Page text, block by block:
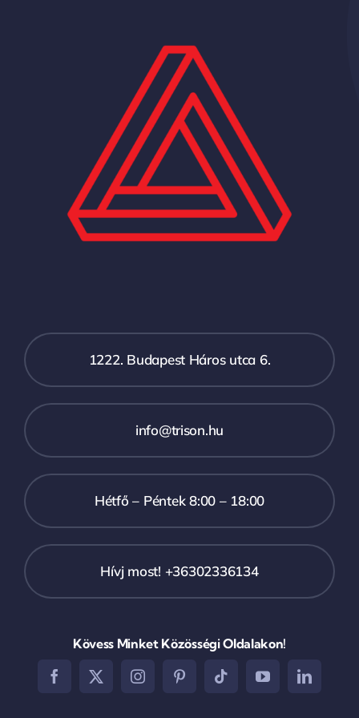
1222. Budapest Háros utca 6.
info@trison.hu
Hétfő – Péntek 8:00 – 18:00
Hívj most! +36302336134
Kövess Minket Közösségi Oldalakon!